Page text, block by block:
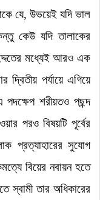
যে, উভয়েই যদি ভাল
কেউ যদি তালাকের
মধ্যেই আরও এক
দ্বিতীয় পর্যায়ে এগিয়ে
শরীয়তও পছন্দ
পরও বিষয়টি পূর্বের
প্রত্যাহারের সুযোগ
বিয়ের নবায়ন হতে
স্বামী তার অধিকারের